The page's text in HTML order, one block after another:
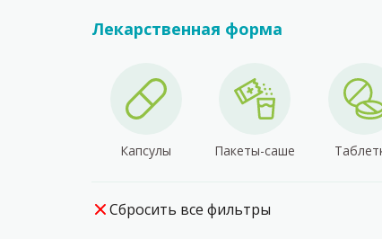
Лекарственная форма
Капсулы Пакеты-саше
Сбросить все фильтры